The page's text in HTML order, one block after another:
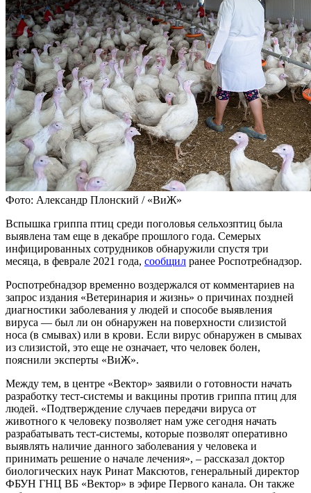
Фото: Александр Плонский / «ВиЖ»
Вспышка гриппа птиц среди поголовья сельхозптиц была
выявлена там еще в декабре прошлого года. Семерых
инфицированных сотрудников обнаружили спустя три
месяца, в феврале 2021 года, сообщил ранее Роспотребнадзор.
Роспотребнадзор временно воздержался от комментариев на
запрос издания «Ветеринария и жизнь» о причинах поздней
диагностики заболевания у людей и способе выявления
вируса — был ли он обнаружен на поверхности слизистой
носа (в смывах) или в крови. Если вирус обнаружен в смывах
из слизистой, это еще не означает, что человек болен,
пояснили эксперты «ВиЖ».
Между тем, в центре «Вектор» заявили о готовности начать
разработку тест-системы и вакцины против гриппа птиц для
людей. «Подтверждение случаев передачи вируса от
животного к человеку позволяет нам уже сегодня начать
разрабатывать тест-системы, которые позволят оперативно
выявлять наличие данного заболевания у человека и
принимать решение о начале лечения», – рассказал доктор
биологических наук Ринат Максютов, генеральный директор
ФБУН ГНЦ ВБ «Вектор» в эфире Первого канала. Он также